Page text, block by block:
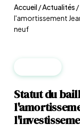
Accueil/Actualités /
l'amortissement
neuf
Statut du